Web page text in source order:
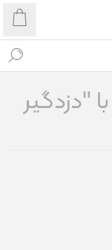
"دزدگیر